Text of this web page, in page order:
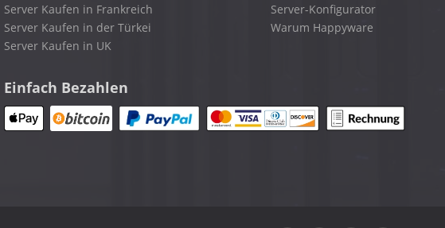
Server Kaufen in Frankreich
Server Kaufen in der Türkei
Server Kaufen in UK
Server-Konfigurator
Warum Happyware
Einfach Bezahlen